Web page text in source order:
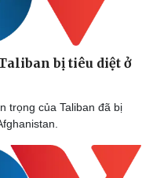
bị tiêu diệt ở
trọng của Taliban đã bị